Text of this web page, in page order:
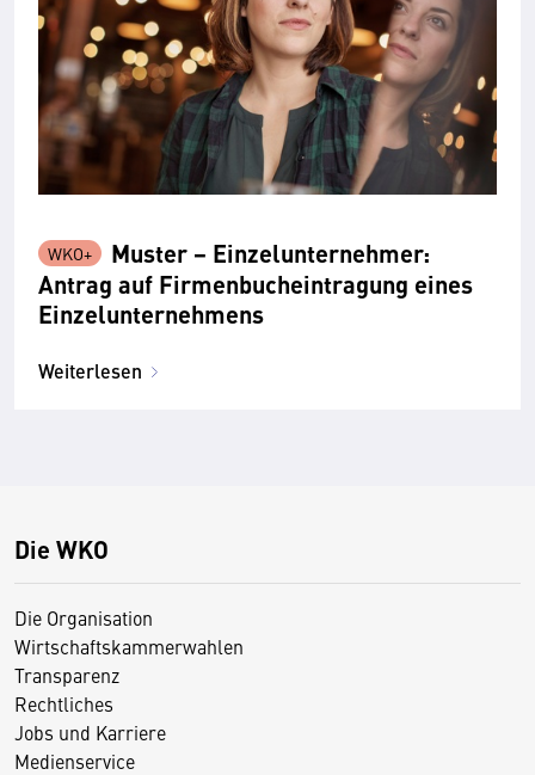
Muster − Einzelunternehmer:
Antrag auf Firmenbucheintragung eines
Einzelunternehmens
Weiterlesen
Die WKO
Die Organisation
Wirtschaftskammerwahlen
Transparenz
Rechtliches
Jobs und Karriere
Medienservice